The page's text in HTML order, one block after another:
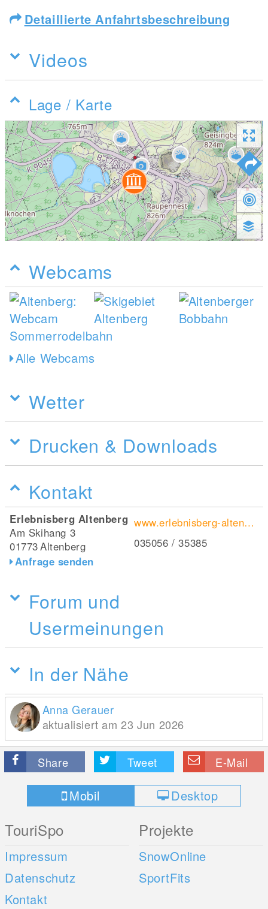
Detaillierte Anfahrtsbeschreibung
Videos
Lage / Karte
Webcams
Alle Webcams
Wetter
Drucken & Downloads
Kontakt
Erlebnisberg Altenberg
Am Skihang 3
01773Altenberg
Anfrage senden
www.erlebnisberg-altenberg.de/
035056 / 35385
Forum und
Usermeinungen
In der Nähe
Anna Gerauer
aktualisiert am 23 Jun 2026
Share Tweet E-Mail
Mobil Desktop
TouriSpo
Impressum
Datenschutz
Kontakt
Projekte
SnowOnline
SportFits